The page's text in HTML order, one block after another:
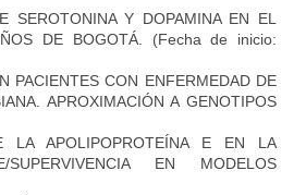
SEROTONINA Y DOPAMINA EN EL
DE BOGOTÁ.
(Fecha de inicio:
PACIENTES CON ENFERMEDAD DE
APROXIMACIÓN A GENOTIPOS
APOLIPOPROTEÍNA E EN LA
EN MODELOS